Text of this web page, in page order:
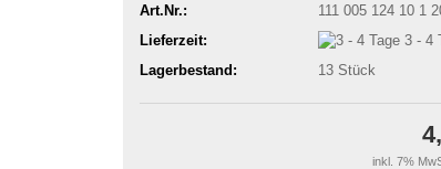
Art.Nr.:
111 005 124 10 1
Lieferzeit:
3 - 4
Lagerbestand:
13 Stück
inkl. 7%